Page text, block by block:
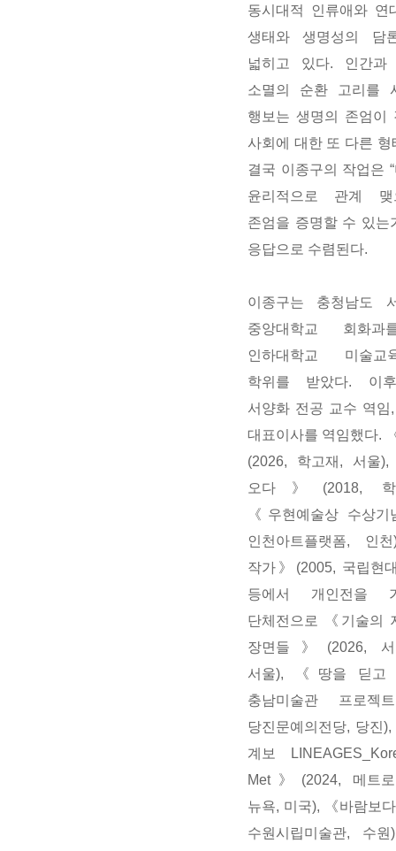
동시대적 인류애와 연
생태와 생명성의 담
넓히고 있다. 인간과
소멸의 순환 고리를
행보는 생명의 존엄이
사회에 대한 또 다른 형
결국 이종구의 작업은
윤리적으로 관계 맺
존엄을 증명할 수 있는
응답으로 수렴된다.
이종구는 충청남도
중앙대학교 회화과
인하대학교 미술
학위를 받았다. 이
서양화 전공 교수 역임
대표이사를 역임했다.
(2026, 학고재, 서울
오다》(2018, 학
《우현예술상 수상
인천아트플랫폼, 인
작가》(2005, 국립현
등에서 개인전을
단체전으로 《기술의
장면들》(2026, 서
서울), 《땅을 딛고
충남미술관 프로
당진문예의전당, 당진
계보
Met》(2024, 메트로
뉴욕, 미국), 《바람보
수원시립미술관, 수